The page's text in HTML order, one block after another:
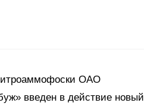
ОАО
введен в действие новый